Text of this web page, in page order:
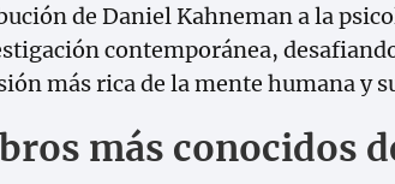
de Daniel Kahneman a la
contemporánea,
más rica de la mente humana y
más conocidos